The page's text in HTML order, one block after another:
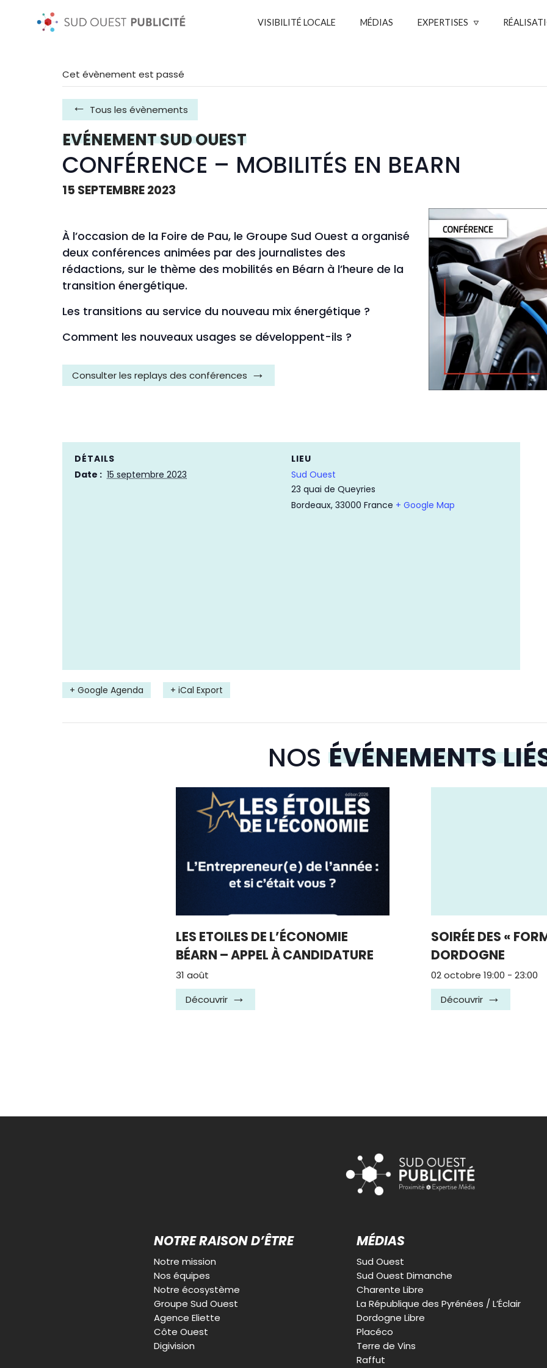
VISIBILITÉ LOCALE MÉDIAS EXPERTISES
Cet évènement est passé
Tous les évènements
EVÉNEMENT SUD OUEST
CONFÉRENCE – MOBILITÉS EN BEARN
15 SEPTEMBRE 2023
À l’occasion de la Foire de Pau, le Groupe Sud Ouest a organisé
deux conférences animées par des journalistes des
rédactions, sur le thème des mobilités en Béarn à l’heure de la
transition énergétique.
Les transitions au service du nouveau mix énergétique ?
Comment les nouveaux usages se développent-ils ?
Consulter les replays des conférences
DÉTAILS
Date : 15 septembre 2023
LIEU
Sud Ouest
23 quai de Queyries
Bordeaux, 33000 France + Google Map
+ Google Agenda + iCal Export
NOS ÉVÉNEMENTS
LES ETOILES DE L’ÉCONOMIE
BÉARN – APPEL À CANDIDATURE
31 août
Découvrir
SOIRÉE DES «
DORDOGNE
02 octobre 19:00 - 23:00
Découvrir
NOTRE RAISON D’ÊTRE
Notre mission
Nos équipes
Notre écosystème
Groupe Sud Ouest
Agence Eliette
Côte Ouest
Digivision
MÉDIAS
Sud Ouest
Sud Ouest Dimanche
Charente Libre
La République des Pyrénées / L’Éclair
Dordogne Libre
Placéco
Terre de Vins
Raffut